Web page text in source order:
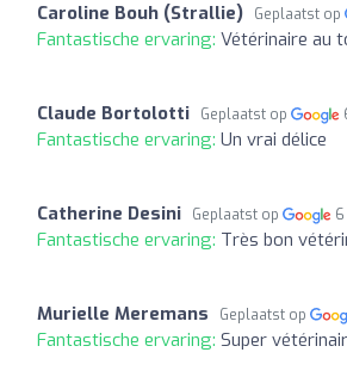
Caroline Bouh (Strallie) Geplaatst op
Fantastische ervaring: Vétérinaire au
Claude Bortolotti Geplaatst op
Fantastische ervaring: Un vrai délice
Catherine Desini Geplaatst op
Fantastische ervaring: Très bon
Murielle Meremans Geplaatst op
Fantastische ervaring: Super